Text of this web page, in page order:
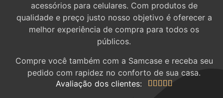
acessórios para celulares. Com produtos de
qualidade e preço justo nosso objetivo é oferecer a
melhor experiência de compra para todos os
públicos.
Compre você também com a Samcase e receba seu
pedido com rapidez no conforto de sua casa.
Avaliação dos clientes:
    